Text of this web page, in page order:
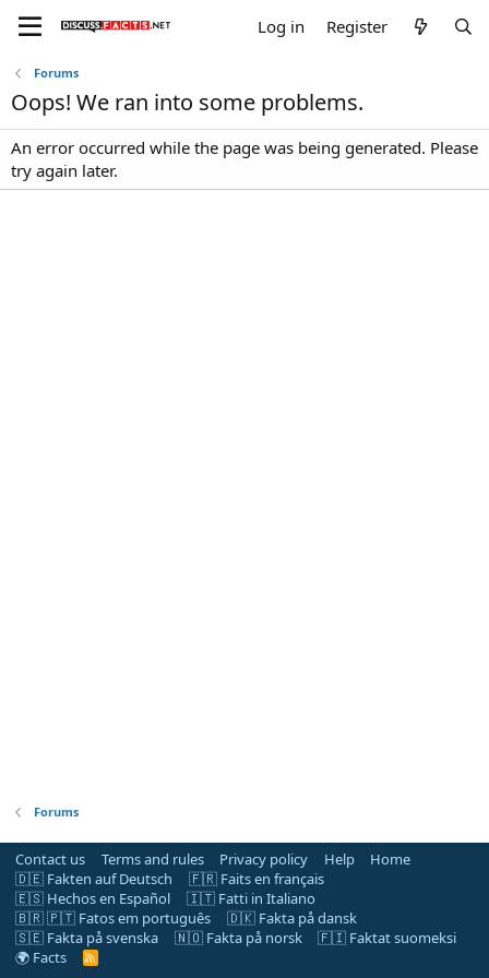
Log in Register
Forums
Oops! We ran into some problems.
An error occurred while the page was being generated. Please
try again later.
Forums
Contact us Terms and rules Privacy policy Help
Home
🇩🇪 Fakten auf Deutsch
🇫🇷 Faits en français
🇪🇸 Hechos en Español
🇮🇹 Fatti in Italiano
🇧🇷 🇵🇹 Fatos em português
🇩🇰 Fakta på dansk
🇸🇪 Fakta på svenska
🇳🇴 Fakta på norsk
🇫🇮 Faktat suomeksi
🌍 Facts
R